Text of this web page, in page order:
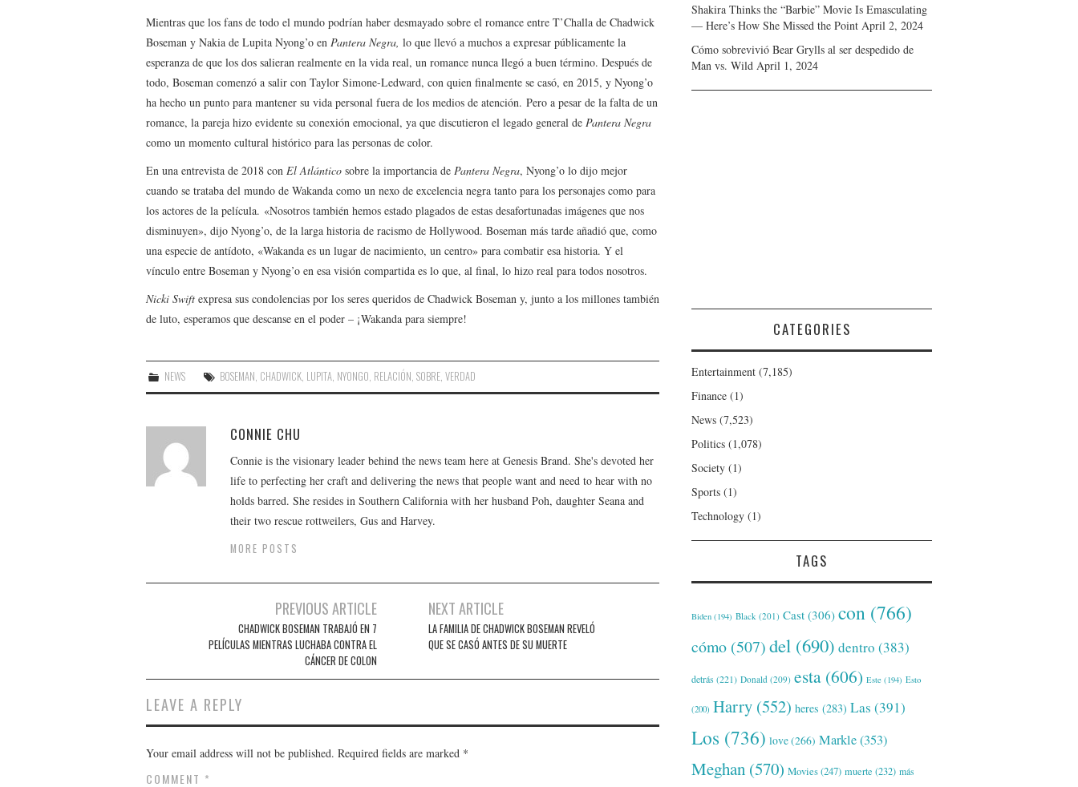
Mientras que los fans de todo el mundo podrían haber desmayado sobre el romance entre T’Challa de Chadwick
Boseman y Nakia de Lupita Nyong’o en Pantera Negra, lo que llevó a muchos a expresar públicamente la
esperanza de que los dos salieran realmente en la vida real, un romance nunca llegó a buen término. Después de
todo, Boseman comenzó a salir con Taylor Simone-Ledward, con quien finalmente se casó, en 2015, y Nyong’o
ha hecho un punto para mantener su vida personal fuera de los medios de atención. Pero a pesar de la falta de un
romance, la pareja hizo evidente su conexión emocional, ya que discutieron el legado general de Pantera Negra
como un momento cultural histórico para las personas de color.
En una entrevista de 2018 con El Atlántico sobre la importancia de Pantera Negra, Nyong’o lo dijo mejor
cuando se trataba del mundo de Wakanda como un nexo de excelencia negra tanto para los personajes como para
los actores de la película. «Nosotros también hemos estado plagados de estas desafortunadas imágenes que nos
disminuyen», dijo Nyong’o, de la larga historia de racismo de Hollywood. Boseman más tarde añadió que, como
una especie de antídoto, «Wakanda es un lugar de nacimiento, un centro» para combatir esa historia. Y el
vínculo entre Boseman y Nyong’o en esa visión compartida es lo que, al final, lo hizo real para todos nosotros.
Nicki Swift expresa sus condolencias por los seres queridos de Chadwick Boseman y, junto a los millones también
de luto, esperamos que descanse en el poder – ¡Wakanda para siempre!
NEWS BOSEMAN CHADWICK LUPITA NYONGO RELACIÓN ,SOBRE ,VERDAD
CONNIE CHU
Connie is the visionary leader behind the news team here at Genesis Brand. She's devoted her
life to perfecting her craft and delivering the news that people want and need to hear with no
holds barred. She resides in Southern California with her husband Poh, daughter Seana and
their two rescue rottweilers, Gus and Harvey.
MORE POSTS
navigation
PREVIOUS ARTICLE
CHADWICK BOSEMAN TRABAJÓ EN 7
PELÍCULAS MIENTRAS LUCHABA CONTRA EL
CÁNCER DE COLON
NEXT ARTICLE
LA FAMILIA DE CHADWICK BOSEMAN REVELÓ
QUE SE CASÓ ANTES DE SU MUERTE
LEAVE A REPLY
Your email address will not be published. Required fields are marked *
COMMENT *
Shakira Thinks the “Barbie” Movie Is Emasculating
— Here’s How She Missed the Point April 2, 2024
Cómo sobrevivió Bear Grylls al ser despedido de
Man vs. Wild April 1, 2024
CATEGORIES
Entertainment (7,185)
Finance (1)
News (7,523)
Politics (1,078)
Society (1)
Sports (1)
Technology (1)
TAGS
Biden (194) Black (201) Cast (306) con (766)
cómo (507)del (690) dentro (383)
detrás (221) Donald (209) esta (606) Este (194) Esto
(200) Harry (552) heres (283) Las (391)
Los (736) love(266) Markle(353)
Meghan (570) Movies(247) muerte (232) más